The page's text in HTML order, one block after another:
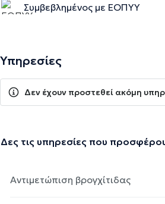
Συμβεβλημένος με ΕΟΠΥΥ
Υπηρεσίες
Δεν έχουν προστεθεί ακόμη
Δες τις υπηρεσίες που
Αντιμετώπιση βρογχίτιδας